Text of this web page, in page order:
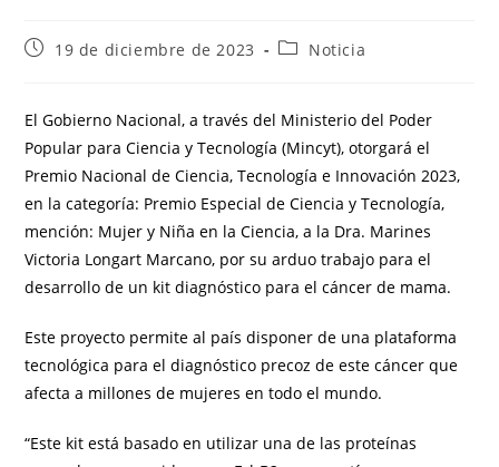
19 de diciembre de 2023 Noticia
El Gobierno Nacional, a través del Ministerio del Poder
Popular para Ciencia y Tecnología (Mincyt), otorgará el
Premio Nacional de Ciencia, Tecnología e Innovación 2023,
en la categoría: Premio Especial de Ciencia y Tecnología,
mención: Mujer y Niña en la Ciencia, a la Dra. Marines
Victoria Longart Marcano, por su arduo trabajo para el
desarrollo de un kit diagnóstico para el cáncer de mama.
Este proyecto permite al país disponer de una plataforma
tecnológica para el diagnóstico precoz de este cáncer que
afecta a millones de mujeres en todo el mundo.
“Este kit está basado en utilizar una de las proteínas